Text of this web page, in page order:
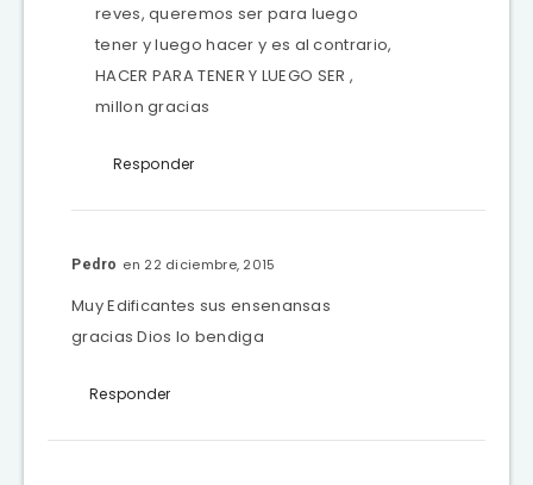
reves, queremos ser para luego
tener y luego hacer y es al contrario,
HACER PARA TENER Y LUEGO SER ,
millon gracias
Responder
Pedro en 22 diciembre, 2015
Muy Edificantes sus ensenansas
gracias Dios lo bendiga
Responder